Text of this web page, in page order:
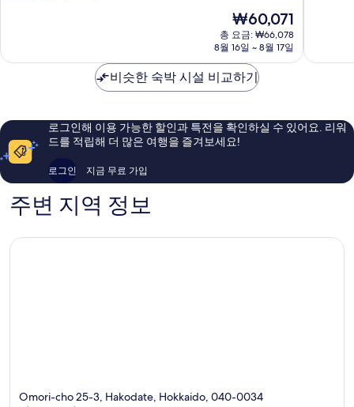
테
션
Hakodate
점,
아
이
용
823
현
재
요
₩60,071
₩60,071
총 요금: ₩66,078
8월 16일 ~ 8월 17일
지
하
코
매
요,
기
비슷한 숙박 시설 비교하기
로그인해 이용 가능한 할인과 특전을 확인하실 수 있어요. 리워
드를 적립해 더 많은 여행을 즐겨보세요!
로그인 지금 무료 가입
주변 지역 정보
Omori-cho 25-3, Hakodate, Hokkaido, 040-0034